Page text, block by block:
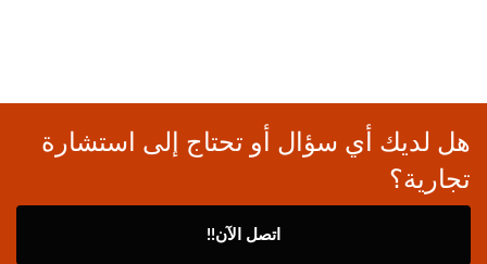
هل لديك أي سؤال أو تحتاج إلى استشارة
تجارية؟
اتصل الآن!!